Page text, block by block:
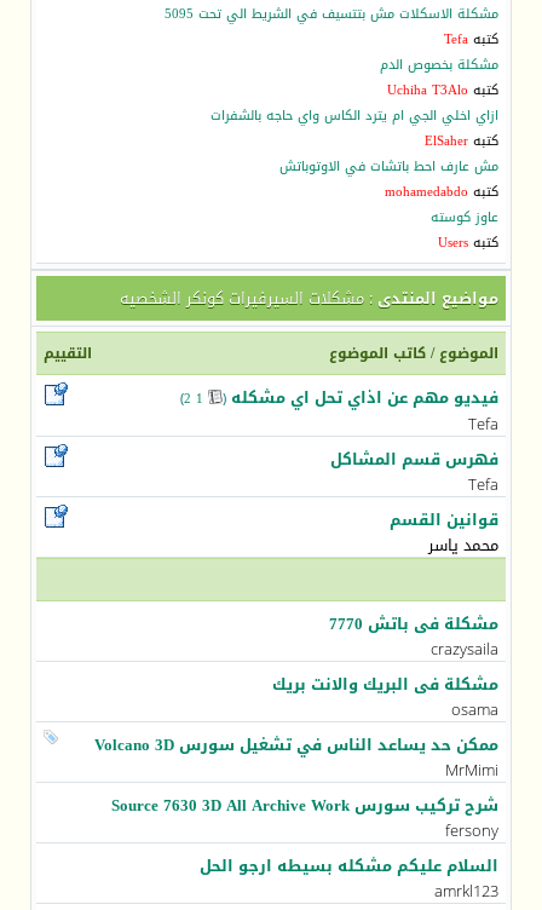
مشكلة الاسكلات مش بتتسيف في الشريط الي تحت 5095
كتبهTefa
مشكلة بخصوص الدم
كتبه Uchiha T3Alo
ازاي اخلي الجي ام يترد الكاس واي حاجه بالشفرات
كتبهElSaher
مش عارف احط باتشات في الاوتوباتش
كتبه mohamedabdo
عاوز كوسته
كتبهUsers
مواضيع المنتدى: مشكلات السيرفيرات كونكر الشخصيه
التقييم الموضوع/كاتب الموضوع
فيديو مهم عن اذاي تحل اي مشكله (
1
2
)
Tefa
فهرس قسم المشاكل
Tefa
قوانين القسم
محمد ياسر
مشكلة فى باتش 7770
crazysaila
مشكلة فى البريك والانت بريك
osama
ممكن حد يساعد الناس في تشغيل سورس Volcano 3D
MrMimi
شرح تركيب سورس Source 7630 3D All Archive Work ‏
fersony
السلام عليكم مشكله بسيطه ارجو الحل
amrkl123